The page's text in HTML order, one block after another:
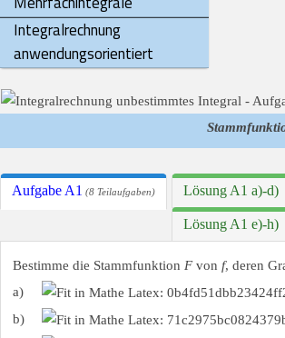
Integralrechnung
anwendungsorientiert
Aufgabe A1 (8 Teilaufgaben) Lösung A1 a)-d)
Lösung A1 e)-h)
Bestimme die Stammfunktion Fvon f, deren
a)
b)